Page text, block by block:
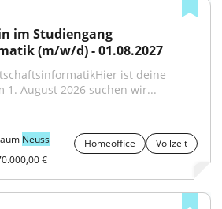
im Studiengang
(m/w/d) - 01.08.2027
ist deine
1. August 2026 suchen wir...
Neuss Homeoffice
Vollzeit
€